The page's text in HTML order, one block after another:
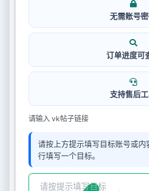
无需账号
订单进度可
支持售后
请输入 vk帖子链接
请按上方提示填写目标账号或
行填写一个目标。